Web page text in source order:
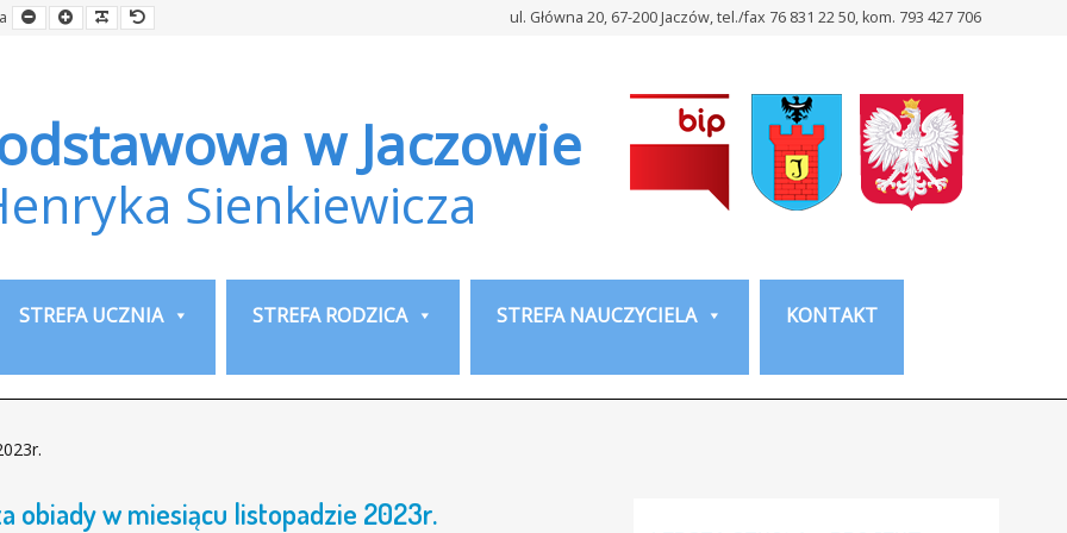
Smaller
Font
Larger
Font
Readable
Font
Default
Font ul. Główna 20, 67-200 Jaczów, tel./fax 76 831 22 50, kom. 793 427 706
w Jaczowie
Sienkiewicza
STREFA UCZNIA STREFA RODZICA STREFA NAUCZYCIELA KONTAKT
obiady w miesiącu listopadzie 2023r.